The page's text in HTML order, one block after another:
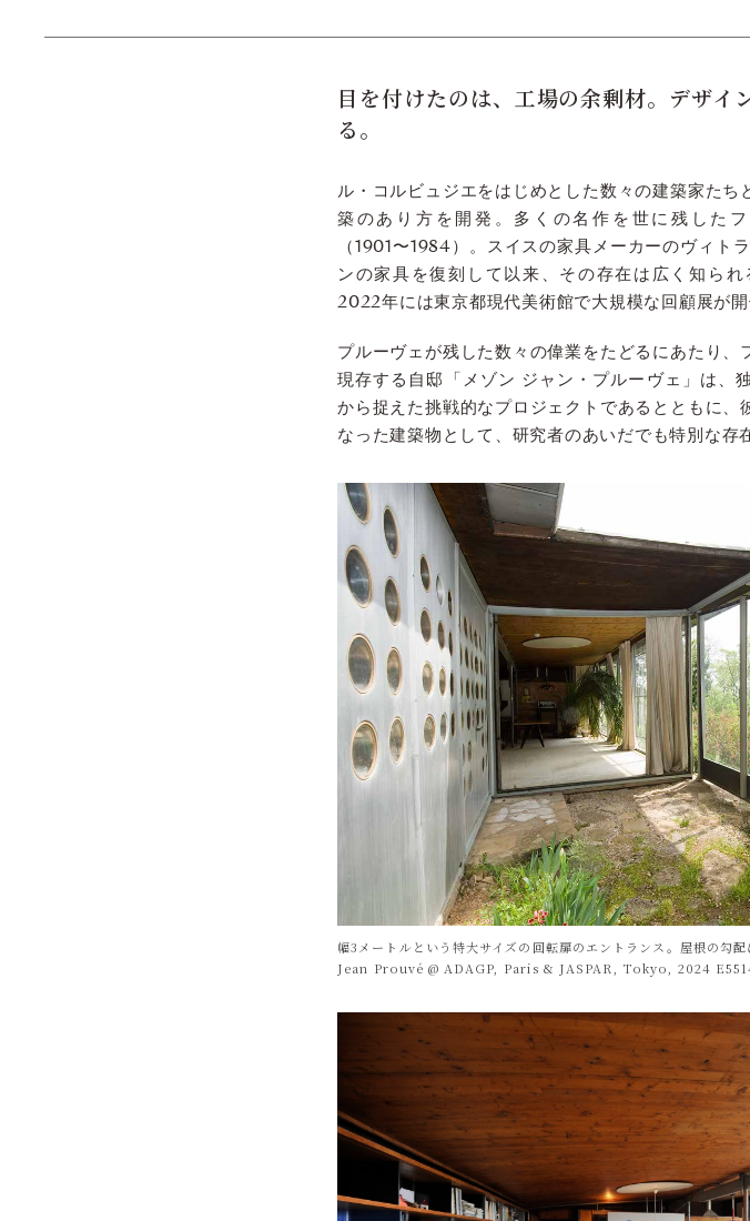
目を付けたのは、工場の余剰材。デザイ
る。
ル・コルビュジエをはじめとした数々の建築家たち
築のあり方を開発。多くの名作を世に残した
（1901〜1984）。スイスの家具メーカーのヴィト
ンの家具を復刻して以来、その存在は広く知られ
2022年には東京都現代美術館で大規模な回顧展が開
プルーヴェが残した数々の偉業をたどるにあたり、
現存する自邸「メゾン ジャン・プルーヴェ」は、
から捉えた挑戦的なプロジェクトであるとともに、
なった建築物として、研究者のあいだでも特別な存
幅3メートルという特大サイズの回転扉のエントランス。屋根の勾
Jean Prouvé @ ADAGP, Paris & JASPAR, Tokyo, 2024